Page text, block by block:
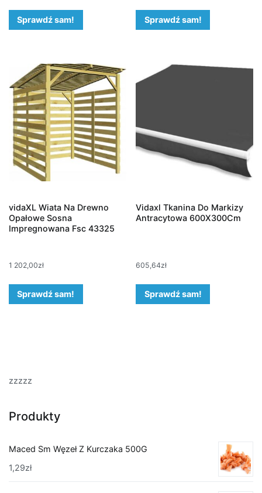
Sprawdź sam! Sprawdź sam!
vidaXL Wiata Na Drewno
Opałowe Sosna
Impregnowana Fsc 43325
1 202,00zł
Sprawdź sam!
Vidaxl Tkanina Do Markizy
Antracytowa 600X300Cm
605,64zł
Sprawdź sam!
zzzzz
Produkty
Maced Sm Węzeł Z Kurczaka 500G
1,29zł